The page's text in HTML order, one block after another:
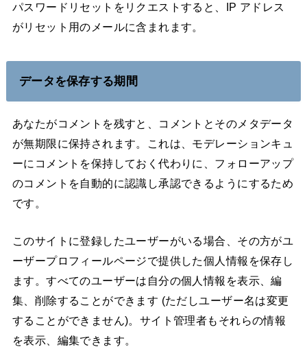
パスワードリセットをリクエストすると、IP アドレス
がリセット用のメールに含まれます。
データを保存する期間
あなたがコメントを残すと、コメントとそのメタデータ
が無期限に保持されます。これは、モデレーションキュ
ーにコメントを保持しておく代わりに、フォローアップ
のコメントを自動的に認識し承認できるようにするため
です。
このサイトに登録したユーザーがいる場合、その方がユ
ーザープロフィールページで提供した個人情報を保存し
ます。すべてのユーザーは自分の個人情報を表示、編
集、削除することができます (ただしユーザー名は変更
することができません)。サイト管理者もそれらの情報
を表示、編集できます。